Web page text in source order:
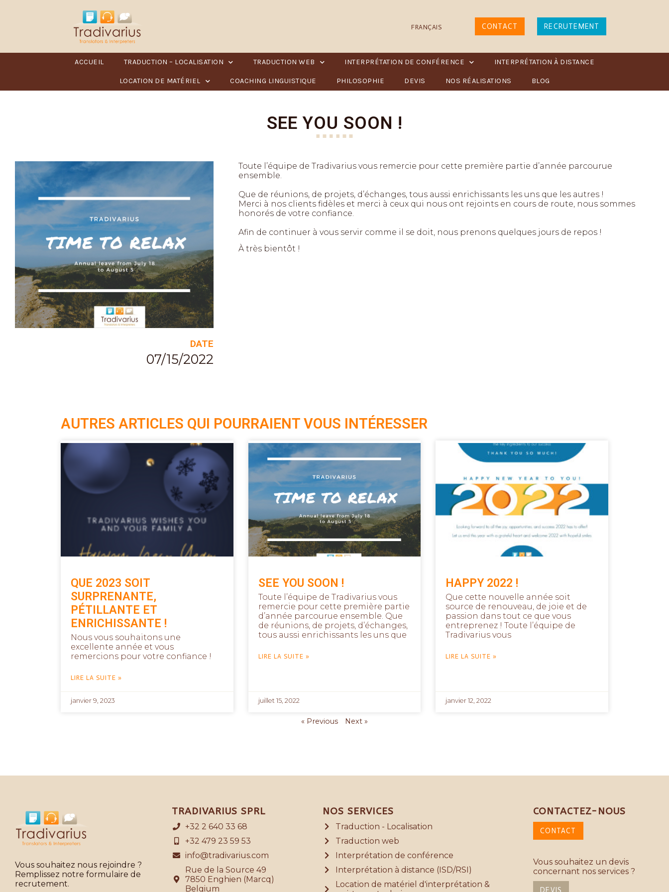
FRANÇAIS CONTACT RECRUTEMENT
ACCUEIL TRADUCTION – LOCALISATION TRADUCTION WEB INTERPRÉTATION DE CONFÉRENCE INTERPRÉTATION À DISTANCE
LOCATION DE MATÉRIEL COACHING LINGUISTIQUE PHILOSOPHIE DEVIS NOS RÉALISATIONS BLOG
SEE YOU SOON !
DATE
07/15/2022
Toute l’équipe de Tradivarius vous remercie pour cette première partie d’année parcourue
ensemble.
Que de réunions, de projets, d’échanges, tous aussi enrichissants les uns que les autres !
Merci à nos clients fidèles et merci à ceux qui nous ont rejoints en cours de route, nous sommes
honorés de votre confiance.
Afin de continuer à vous servir comme il se doit, nous prenons quelques jours de repos !
À très bientôt !
AUTRES ARTICLES QUI POURRAIENT VOUS INTÉRESSER
QUE 2023 SOIT
SURPRENANTE,
PÉTILLANTE ET
ENRICHISSANTE !
Nous vous souhaitons une
excellente année et vous
remercions pour votre confiance !
LIRE LA SUITE »
janvier 9, 2023
SEE YOU SOON !
Toute l’équipe de Tradivarius vous
remercie pour cette première partie
d’année parcourue ensemble. Que
de réunions, de projets, d’échanges,
tous aussi enrichissants les uns que
LIRE LA SUITE »
juillet 15, 2022
HAPPY 2022 !
Que cette nouvelle année soit
source de renouveau, de joie et de
passion dans tout ce que vous
entreprenez ! Toute l’équipe de
Tradivarius vous
LIRE LA SUITE »
janvier 12, 2022
« Previous Next »
Vous souhaitez nous rejoindre ?
Remplissez notre formulaire de
recrutement.
TRADIVARIUS SPRL
+32 2 640 33 68
+32 479 23 59 53
info@tradivarius.com
Rue de la Source 49
7850 Enghien (Marcq)
Belgium
NOS SERVICES
Traduction - Localisation
Traduction web
Interprétation de conférence
Interprétation à distance (ISD/RSI)
Location de matériel d'interprétation &
CONTACTEZ-NOUS
CONTACT
Vous souhaitez un devis
concernant nos services ?
DEVIS